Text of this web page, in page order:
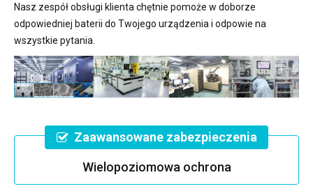
Nasz zespół obsługi klienta chętnie pomoże w doborze
odpowiedniej baterii do Twojego urządzenia i odpowie na
wszystkie pytania.
Zaawansowane zabezpieczenia
Wielopoziomowa ochrona